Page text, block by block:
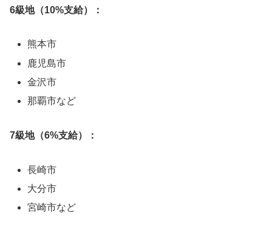
6級地（10%支給）：
熊本市
鹿児島市
金沢市
那覇市など
7級地（6%支給）：
長崎市
大分市
宮崎市など